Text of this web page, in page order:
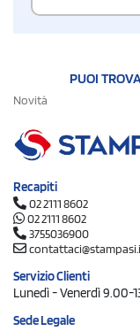
PUOI
Novità
Recapiti
02 2111 8602
02 2111 8602
3755036900
Servizio Clienti
Lunedì - Venerdì 9.00-
Sede Legale